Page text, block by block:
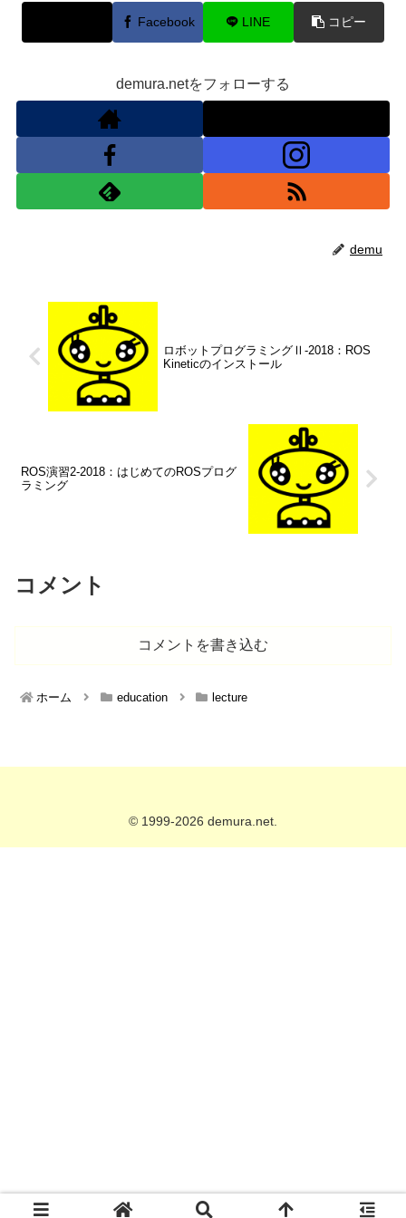
Facebook LINE コピー
demura.netをフォローする
demu
ロボットプログラミングⅡ-2018：ROS
Kineticのインストール
ROS演習2-2018：はじめてのROSプログ
ラミング
コメント
コメントを書き込む
ホーム education lecture
© 1999-2026 demura.net.